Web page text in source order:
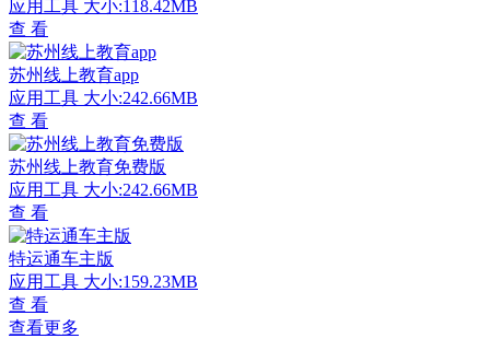
应用工具 大小:118.42MB
查 看
苏州线上教育app
应用工具 大小:242.66MB
查 看
苏州线上教育免费版
应用工具 大小:242.66MB
查 看
特运通车主版
应用工具 大小:159.23MB
查 看
查看更多